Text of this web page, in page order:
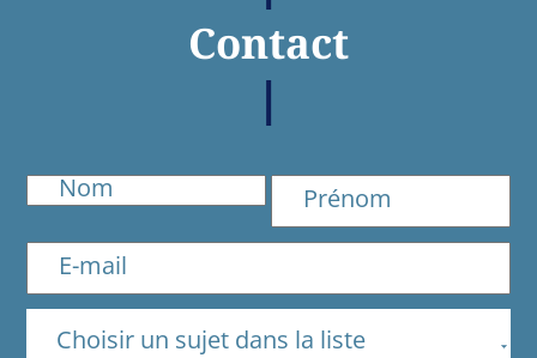
Contact
Choisir un sujet dans la liste